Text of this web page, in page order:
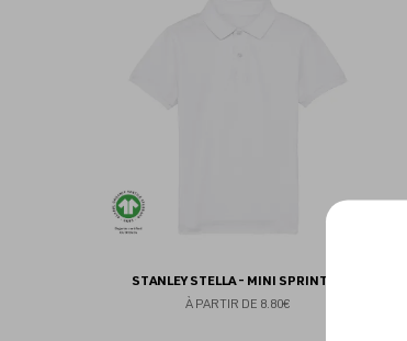
STANLEY STELLA - MINI SPRINTER
À PARTIR DE 8.80€